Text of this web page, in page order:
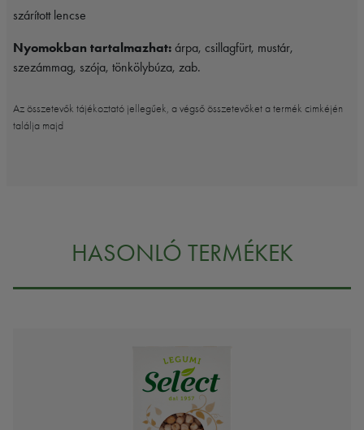
szárított lencse
Nyomokban tartalmazhat: árpa, csillagfürt, mustár,
szezámmag, szója, tönkölybúza, zab.
Az összetevők tájékoztató jellegűek, a végső összetevőket a termék cimkéjén
találja majd
HASONLÓ TERMÉKEK